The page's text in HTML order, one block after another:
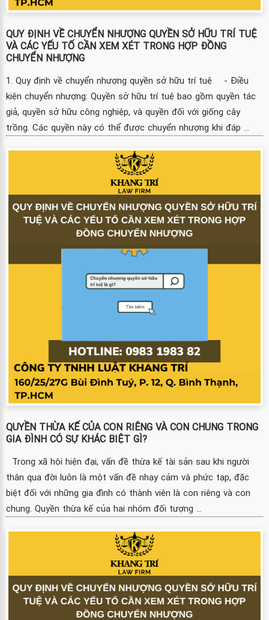
QUY ĐỊNH VỀ CHUYỂN NHƯỢNG QUYỀN SỞ HỮU TRÍ TUỆ
VÀ CÁC YẾU TỐ CẦN XEM XÉT TRONG HỢP ĐỒNG
CHUYỂN NHƯỢNG
1. Quy định về chuyển nhượng quyền sở hữu trí tuệ - Điều
kiện chuyển nhượng: Quyền sở hữu trí tuệ bao gồm quyền tác
giả, quyền sở hữu công nghiệp, và quyền đối với giống cây
trồng. Các quyền này có thể được chuyển nhượng khi đáp ...
QUYỀN THỪA KẾ CỦA CON RIÊNG VÀ CON CHUNG TRONG
GIA ĐÌNH CÓ SỰ KHÁC BIỆT GÌ?
Trong xã hội hiện đại, vấn đề thừa kế tài sản sau khi người
thân qua đời luôn là một vấn đề nhạy cảm và phức tạp, đặc
biệt đối với những gia đình có thành viên là con riêng và con
chung. Quyền thừa kế của hai nhóm đối tượng ...